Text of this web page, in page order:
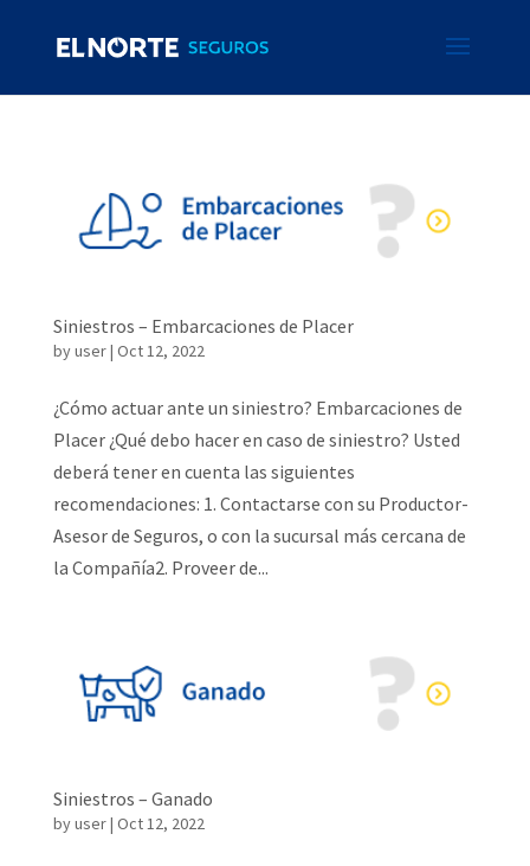
Siniestros – Embarcaciones de Placer
byuser| Oct 12, 2022
¿Cómo actuar ante un siniestro? Embarcaciones de
Placer ¿Qué debo hacer en caso de siniestro? Usted
deberá tener en cuenta las siguientes
recomendaciones: 1. Contactarse con su Productor-
Asesor de Seguros, o con la sucursal más cercana de
la Compañía2. Proveer de...
Siniestros – Ganado
byuser| Oct 12, 2022